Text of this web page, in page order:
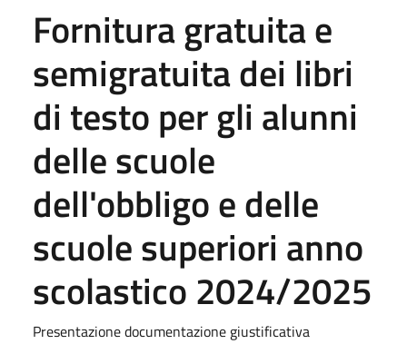
Fornitura gratuita e
semigratuita dei libri
di testo per gli alunni
delle scuole
dell'obbligo e delle
scuole superiori anno
scolastico 2024/2025
Presentazione documentazione giustificativa